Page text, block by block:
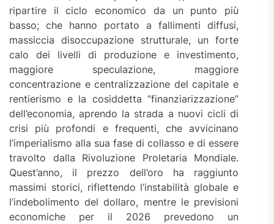
ripartire il ciclo economico da un punto più
basso; che hanno portato a fallimenti diffusi,
massiccia disoccupazione strutturale, un forte
calo dei livelli di produzione e investimento,
maggiore speculazione, maggiore
concentrazione e centralizzazione del capitale e
rentierismo e la cosiddetta “finanziarizzazione”
dell’economia, aprendo la strada a nuovi cicli di
crisi più profondi e frequenti, che avvicinano
l’imperialismo alla sua fase di collasso e di essere
travolto dalla Rivoluzione Proletaria Mondiale.
Quest’anno, il prezzo dell’oro ha raggiunto
massimi storici, riflettendo l’instabilità globale e
l’indebolimento del dollaro, mentre le previsioni
economiche per il 2026 prevedono un